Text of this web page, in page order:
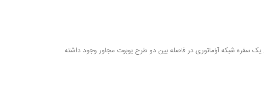
یک سفره شبکه آؤماتوری در فاصله بین دو طرح یوبوت مجاور وجود داشته